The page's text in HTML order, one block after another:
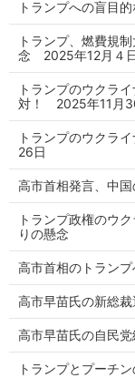
トランプへの盲目
トランプ、燃費規
念 2025年12月４
トランプのウクラ
対！ 2025年11月
トランプのウクラ
26日
高市首相発言、中
トランプ政権のウ
りの懸念
高市首相のトラン
高市早苗氏の新総
高市早苗氏の自民
トランプとプーチ